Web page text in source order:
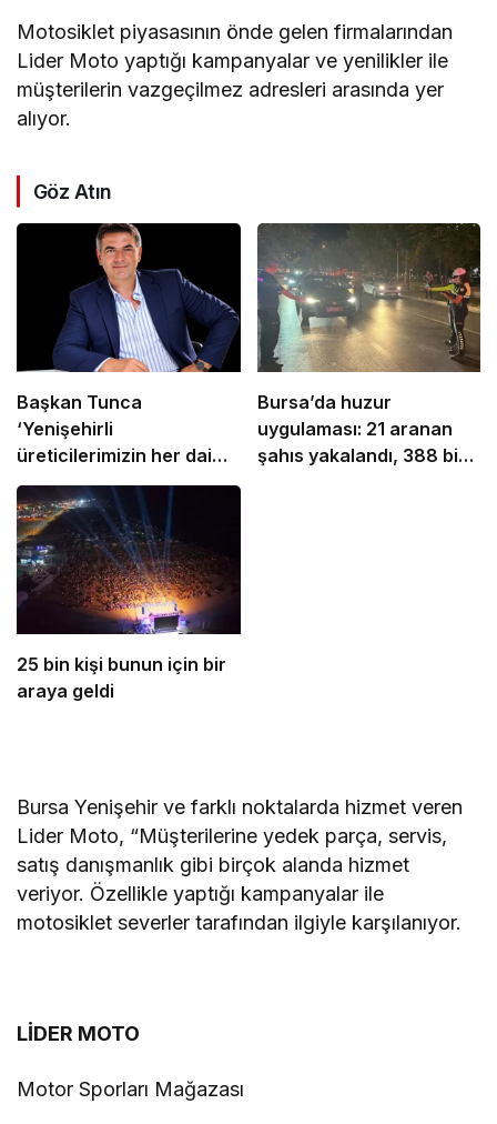
Motosiklet piyasasının önde gelen firmalarından
Lider Moto yaptığı kampanyalar ve yenilikler ile
müşterilerin vazgeçilmez adresleri arasında yer
alıyor.
Göz Atın
Başkan Tunca
‘Yenişehirli
üreticilerimizin her daim
yanındayız’
Bursa’da huzur
uygulaması: 21 aranan
şahıs yakalandı, 388 bin
25 bin kişi bunun için bir
araya geldi
Bursa Yenişehir ve farklı noktalarda hizmet veren
Lider Moto, “Müşterilerine yedek parça, servis,
satış danışmanlık gibi birçok alanda hizmet
veriyor. Özellikle yaptığı kampanyalar ile
motosiklet severler tarafından ilgiyle karşılanıyor.
LİDER MOTO
Motor Sporları Mağazası